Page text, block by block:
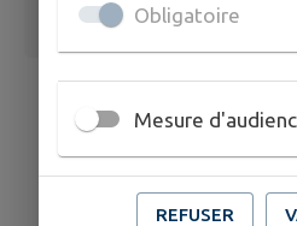
Obligatoire
Mesure
REFUSER